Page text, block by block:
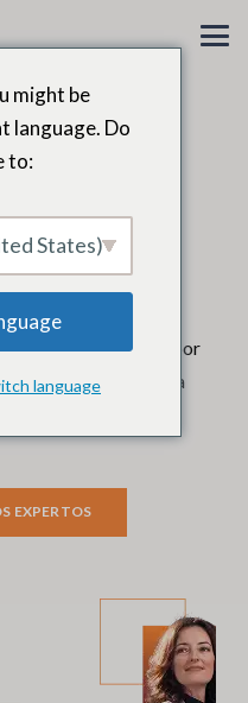
en
liderazgo ejecutivo por
de propiedad para
para su
EXPERTOS
might be
language. Do
to:
States)
language